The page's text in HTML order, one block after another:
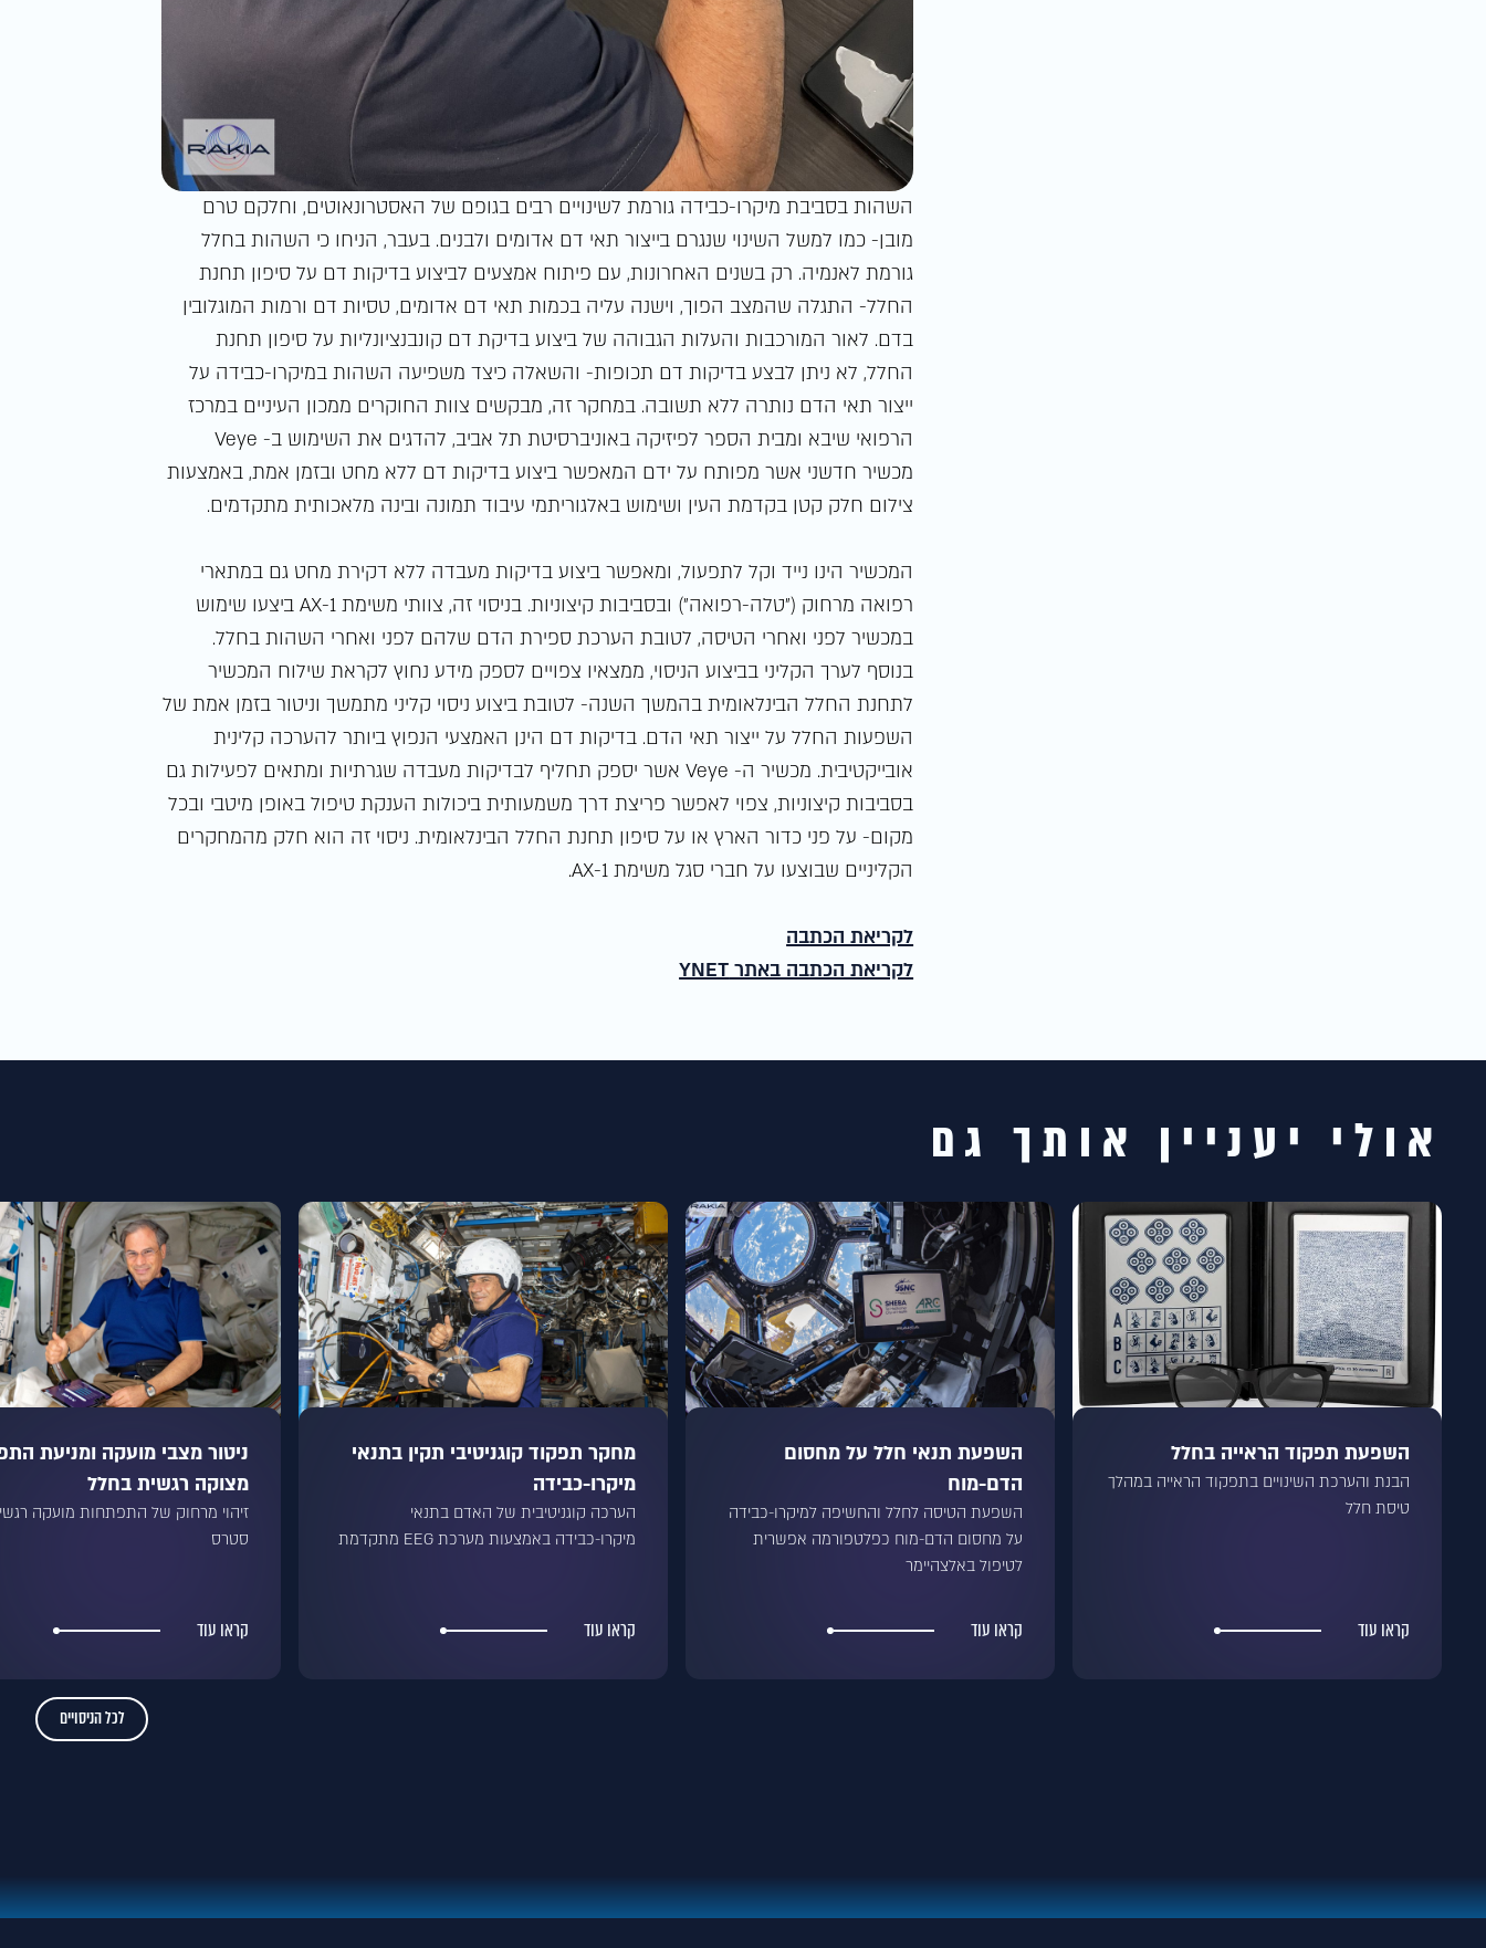
השהות בסביבת מיקרו-כבידה גורמת לשינויים רבים בגופם של האסטרונאוטים, וחלקם טרם
מובן- כמו למשל השינוי שנגרם בייצור תאי דם אדומים ולבנים. בעבר, הניחו כי השהות בחלל
גורמת לאנמיה. רק בשנים האחרונות, עם פיתוח אמצעים לביצוע בדיקות דם על סיפון תחנת
החלל- התגלה שהמצב הפוך, וישנה עליה בכמות תאי דם אדומים, טסיות דם ורמות המוגלובין
בדם. לאור המורכבות והעלות הגבוהה של ביצוע בדיקת דם קונבנציונליות על סיפון תחנת
החלל, לא ניתן לבצע בדיקות דם תכופות- והשאלה כיצד משפיעה השהות במיקרו-כבידה על
ייצור תאי הדם נותרה ללא תשובה. במחקר זה, מבקשים צוות החוקרים ממכון העיניים במרכז
הרפואי שיבא ומבית הספר לפיזיקה באוניברסיטת תל אביב, להדגים את השימוש ב- Veye
מכשיר חדשני אשר מפותח על ידם המאפשר ביצוע בדיקות דם ללא מחט ובזמן אמת, באמצעות
צילום חלק קטן בקדמת העין ושימוש באלגוריתמי עיבוד תמונה ובינה מלאכותית מתקדמים.
המכשיר הינו נייד וקל לתפעול, ומאפשר ביצוע בדיקות מעבדה ללא דקירת מחט גם במתארי
רפואה מרחוק (״טלה-רפואה״) ובסביבות קיצוניות. בניסוי זה, צוותי משימת AX-1 ביצעו שימוש
במכשיר לפני ואחרי הטיסה, לטובת הערכת ספירת הדם שלהם לפני ואחרי השהות בחלל.
בנוסף לערך הקליני בביצוע הניסוי, ממצאיו צפויים לספק מידע נחוץ לקראת שילוח המכשיר
לתחנת החלל הבינלאומית בהמשך השנה- לטובת ביצוע ניסוי קליני מתמשך וניטור בזמן אמת של
השפעות החלל על ייצור תאי הדם. בדיקות דם הינן האמצעי הנפוץ ביותר להערכה קלינית
אובייקטיבית. מכשיר ה- Veye אשר יספק תחליף לבדיקות מעבדה שגרתיות ומתאים לפעילות גם
בסביבות קיצוניות, צפוי לאפשר פריצת דרך משמעותית ביכולות הענקת טיפול באופן מיטבי ובכל
מקום- על פני כדור הארץ או על סיפון תחנת החלל הבינלאומית. ניסוי זה הוא חלק מהמחקרים
הקליניים שבוצעו על חברי סגל משימת AX-1.
לקריאת הכתבה
לקריאת הכתבה באתר YNET
אולי יעניין אותך גם
השפעת תפקוד הראייה בחלל
הבנת והערכת השינויים בתפקוד הראייה במהלך
טיסת חלל
קראו עוד
השפעת תנאי חלל על מחסום
הדם-מוח
השפעת הטיסה לחלל והחשיפה למיקרו-כבידה
על מחסום הדם-מוח כפלטפורמה אפשרית
לטיפול באלצהיימר
קראו עוד
מחקר תפקוד קוגניטיבי תקין בתנאי
מיקרו-כבידה
הערכה קוגניטיבית של האדם בתנאי
מיקרו-כבידה באמצעות מערכת EEG מתקדמת
קראו עוד
ניטור מצבי מועקה ומניעת
מצוקה רגשית בחלל
זיהוי מרחוק של התפתחות מועקה
סטרס
קראו עוד
לכל הניסויים